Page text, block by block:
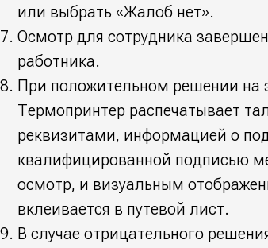
или выбрать «Жалоб нет».
Осмотр для сотрудника
работника.
При положительном решении на
Термопринтер распечатывает
реквизитами, информацией о
квалифицированной подписью
осмотр, и визуальным
вклеивается в путевой лист.
В случае отрицательного